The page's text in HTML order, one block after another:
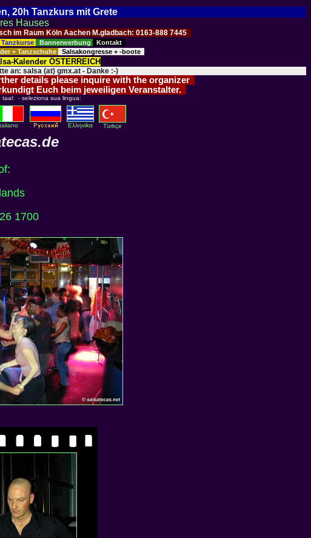
20h Tanzkurs mit Grete
Hauses
im Raum Köln Aachen M.gladbach: 0163-888 7445
Tanzkurse Bannerwerbung Kontakt
+ Tanzschuhe Salsakongresse + -boote
Kalender ÖSTERREICH
an: salsa (at) gmx.at - Danke :-)
details please inquire with the organizer
Euch beim jeweiligen Veranstalter.
- seleziona sua lingua:
Eλληvikα Türkçe
1700